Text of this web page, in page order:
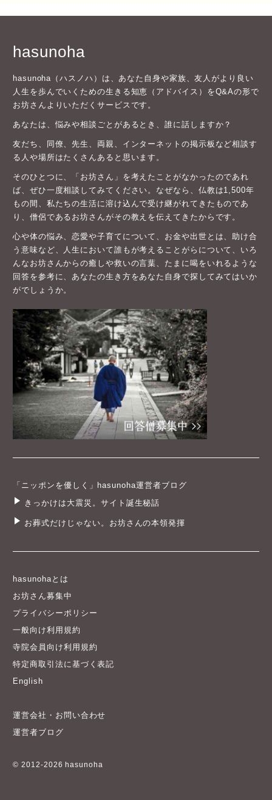
hasunoha
hasunoha（ハスノハ）は、あなた自身や家族、友人がより良い
人生を歩んでいくための生きる知恵（アドバイス）をQ&Aの形で
お坊さんよりいただくサービスです。
あなたは、悩みや相談ごとがあるとき、誰に話しますか？
友だち、同僚、先生、両親、インターネットの掲示板など相談す
る人や場所はたくさんあると思います。
そのひとつに、「お坊さん」を考えたことがなかったのであれ
ば、ぜひ一度相談してみてください。なぜなら、仏教は1,500年
もの間、私たちの生活に溶け込んで受け継がれてきたものであ
り、僧侶であるお坊さんがその教えを伝えてきたからです。
心や体の悩み、恋愛や子育てについて、お金や出世とは、助け合
う意味など、人生において誰もが考えることがらについて、いろ
んなお坊さんからの癒しや救いの言葉、たまに喝をいれるような
回答を参考に、あなたの生き方をあなた自身で探してみてはいか
がでしょうか。
「ニッポンを優しく」hasunoha運営者ブログ
きっかけは大震災。サイト誕生秘話
お葬式だけじゃない。お坊さんの本領発揮
hasunohaとは
お坊さん募集中
プライバシーポリシー
一般向け利用規約
寺院会員向け利用規約
特定商取引法に基づく表記
English
運営会社・お問い合わせ
運営者ブログ
© 2012-2026 hasunoha